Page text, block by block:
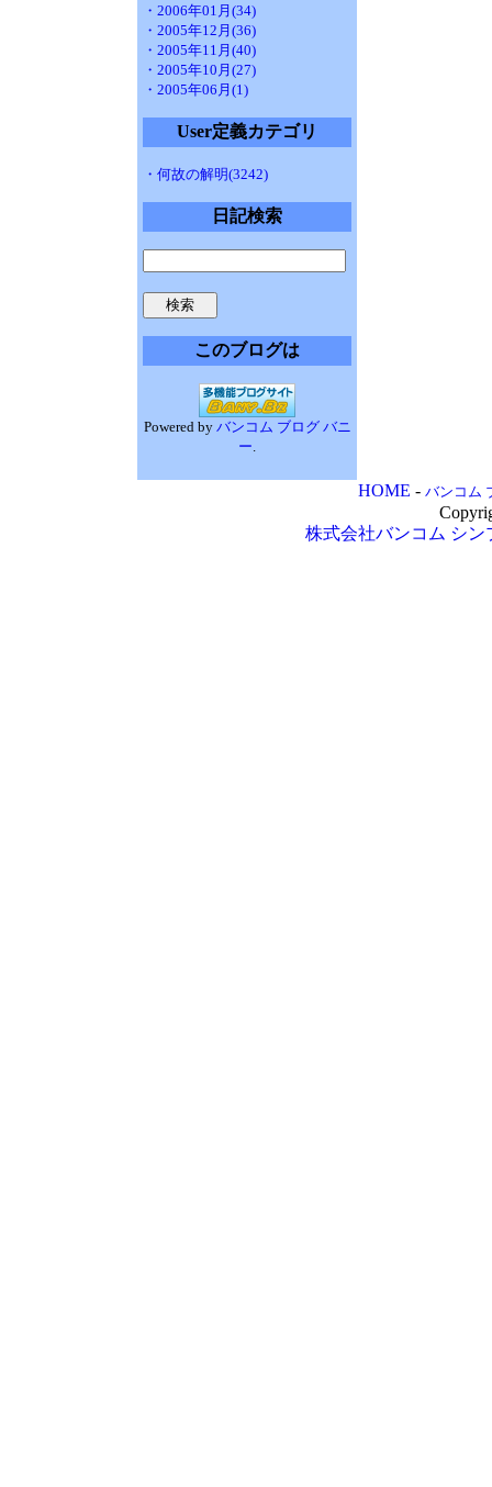
・2006年01月(34)
・2005年12月(36)
・2005年11月(40)
・2005年10月(27)
・2005年06月(1)
User定義カテゴリ
・何故の解明(3242)
日記検索
このブログは
Powered by バンコム ブログ バニ
ー.
HOME - バンコム
株式会社バンコム シン